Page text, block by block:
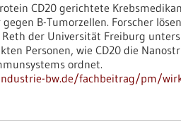
CD20 gerichtete
B-Tumorzellen. Forscher
Reth der Universität Freiburg
Personen, wie CD20 die
ordnet.
bw.de/fachbeitrag/pm/